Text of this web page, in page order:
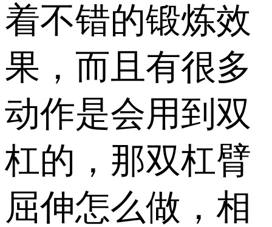
着不错的锻炼效
果，而且有很多
动作是会用到双
杠的，那双杠臂
屈伸怎么做，相